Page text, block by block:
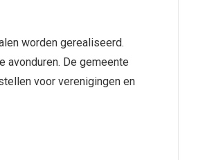
worden gerealiseerd.
De gemeente
voor verenigingen en